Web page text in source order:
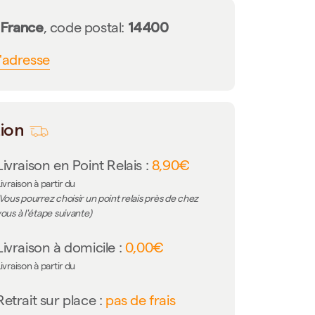
France, code postal: 14400
en Point Relais : 8,90€
à partir du
pourrez choisir un point relais près de chez
à l'étape suivante)
à domicile : 0,00€
à partir du
sur place : pas de frais